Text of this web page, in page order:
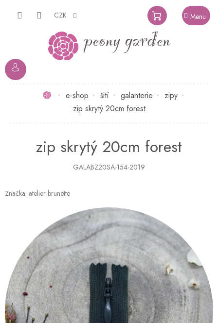
CZK
NÁKUPNÍ
KOŠÍK
Domůe-shop šití galanterie
zipy
zip skrytý 20cm forest
zip skrytý 20cm forest
GALABZ20SA-154-2019
Značka: atelier brunette